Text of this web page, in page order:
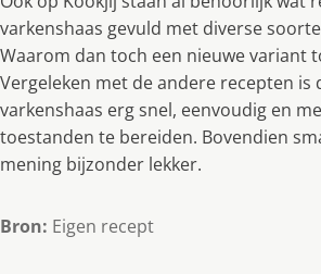
varkenshaas gevuld met diverse
Waarom dan toch een nieuwe variant
Vergeleken met de andere recepten is
varkenshaas erg snel, eenvoudig en
toestanden te bereiden. Bovendien
mening bijzonder lekker.
Bron: Eigen recept